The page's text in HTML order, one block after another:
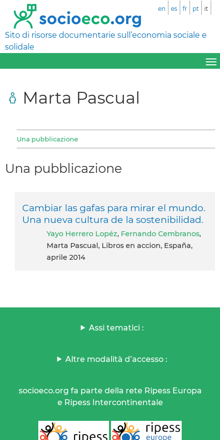
Sito di risorse documentarie sull’economia sociale e
solidale
en es fr pt it
Marta Pascual
Una pubblicazione
Una pubblicazione
Cambiar las gafas para mirar el mundo.
Una nueva cultura de la sostenibilidad.
Yayo Herrero Lopéz, Fernando Cembranos,
Marta Pascual, Libros en accion, España,
aprile 2014
Assi tematici :
Altre modalità d’accesso :
socioeco.org fa parte della rete Ripess Europa
e Ripess Intercontinentale